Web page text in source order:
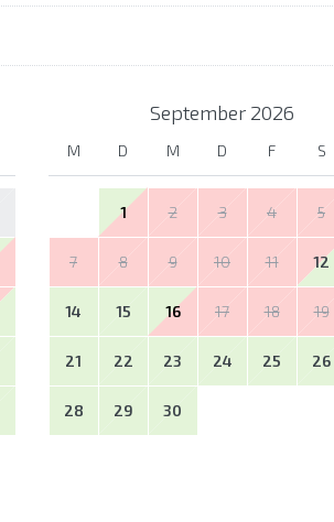
September 2026
M D M D F S
1 2 3 4 5
7 8 9 10 11 12
14 15 16 17 18 19
21 22 23 24 25 26
28 29 30